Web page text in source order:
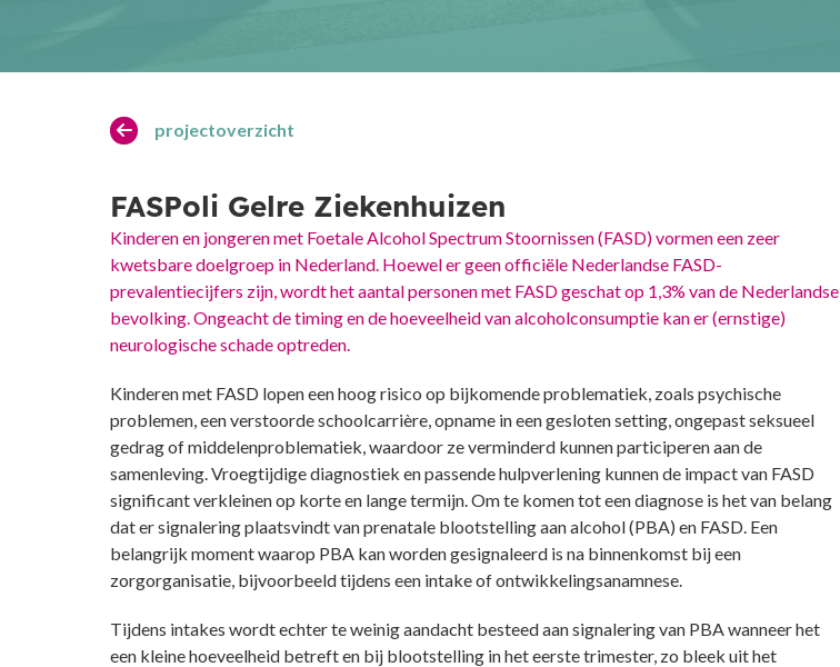
projectoverzicht
FASPoli Gelre Ziekenhuizen
Kinderen en jongeren met Foetale Alcohol Spectrum Stoornissen (FASD) vormen een zeer
kwetsbare doelgroep in Nederland. Hoewel er geen officiële Nederlandse FASD-
prevalentiecijfers zijn, wordt het aantal personen met FASD geschat op 1,3% van de Nederlandse
bevolking. Ongeacht de timing en de hoeveelheid van alcoholconsumptie kan er (ernstige)
neurologische schade optreden.
Kinderen met FASD lopen een hoog risico op bijkomende problematiek, zoals psychische
problemen, een verstoorde schoolcarrière, opname in een gesloten setting, ongepast seksueel
gedrag of middelenproblematiek, waardoor ze verminderd kunnen participeren aan de
samenleving. Vroegtijdige diagnostiek en passende hulpverlening kunnen de impact van FASD
significant verkleinen op korte en lange termijn. Om te komen tot een diagnose is het van belang
dat er signalering plaatsvindt van prenatale blootstelling aan alcohol (PBA) en FASD. Een
belangrijk moment waarop PBA kan worden gesignaleerd is na binnenkomst bij een
zorgorganisatie, bijvoorbeeld tijdens een intake of ontwikkelingsanamnese.
Tijdens intakes wordt echter te weinig aandacht besteed aan signalering van PBA wanneer het
een kleine hoeveelheid betreft en bij blootstelling in het eerste trimester, zo bleek uit het